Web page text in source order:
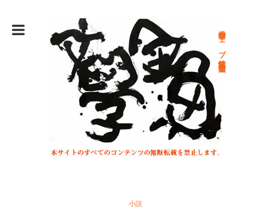
総合文学ウェブ情報誌 文学金魚
小説